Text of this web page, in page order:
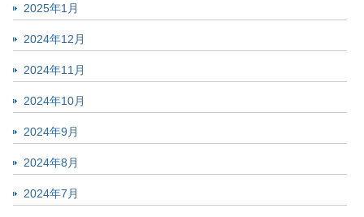
2025年1月
2024年12月
2024年11月
2024年10月
2024年9月
2024年8月
2024年7月